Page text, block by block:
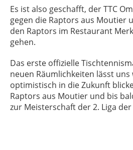
Es ist also geschafft, der TTC
gegen die Raptors aus Moutier
den Raptors im Restaurant
gehen.
Das erste offizielle
neuen Räumlichkeiten lässt
optimistisch in die Zukunft
Raptors aus Moutier und bis
zur Meisterschaft der 2. Liga der